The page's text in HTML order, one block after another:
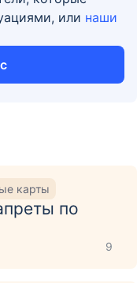
или наши
карты
по
9